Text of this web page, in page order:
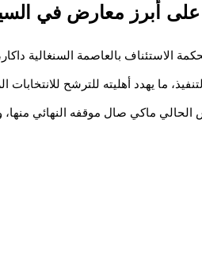
أبرز معارض في السينغال
الحالي ماكي صال موقفه النهائي